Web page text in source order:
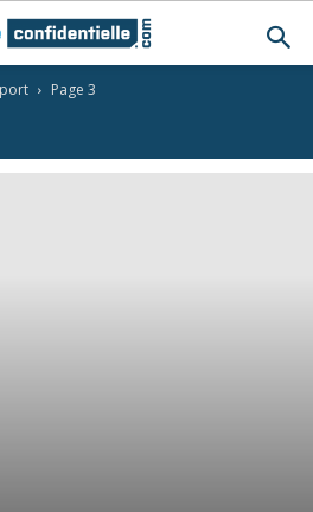
Page 3